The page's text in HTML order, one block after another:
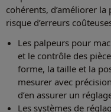
cohérents, d’améliorer
risque d’erreurs
Les palpeurs pour
et le contrôle des
forme, la taille et la
mesurer avec
d’en assurer un
Les systèmes de